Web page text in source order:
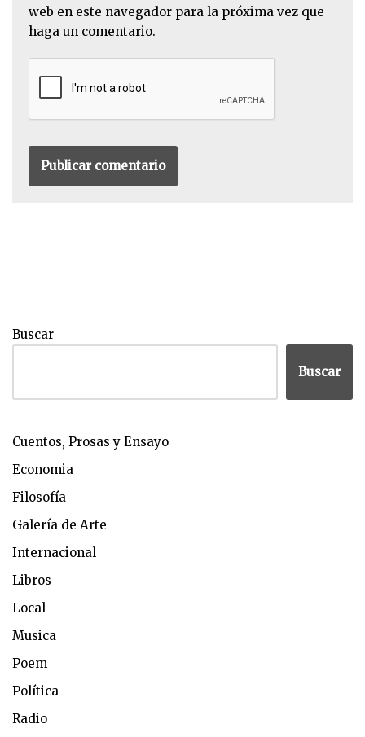
web en este navegador para la próxima vez que
haga un comentario.
Buscar
Buscar
Cuentos, Prosas y Ensayo
Economia
Filosofía
Galería de Arte
Internacional
Libros
Local
Musica
Poem
Política
Radio